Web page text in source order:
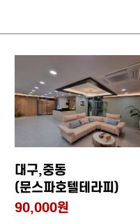
대구,중동
(문스파호텔테라피)
90,000원